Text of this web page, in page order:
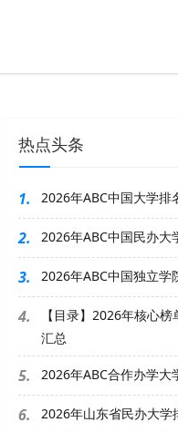
热点头条
1. 2026年ABC中国大学排
2. 2026年ABC中国民办大
3. 2026年ABC中国独立学
4.
【目录】2026年核心
汇总
5. 2026年ABC合作办学大
6. 2026年山东省民办大学